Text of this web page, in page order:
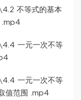
不等式的基本
.mp4
一元一次不等
一元一次不等
值范围 .mp4